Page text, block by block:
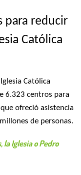
para reducir
Católica
Católica
6.323 centros para
ofreció asistencia
de personas.
la Iglesia o Pedro